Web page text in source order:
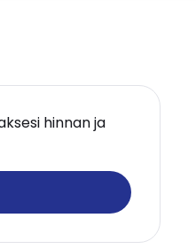
hinnan ja